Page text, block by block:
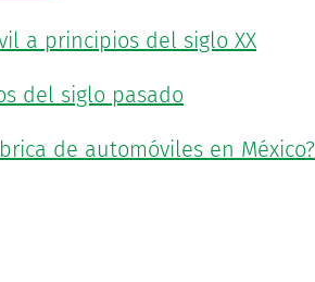
a principios del siglo XX
del siglo pasado
de automóviles en México?